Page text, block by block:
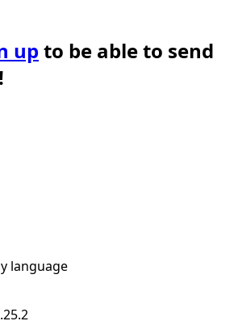
upto be able to send
language